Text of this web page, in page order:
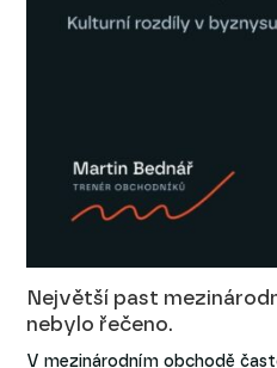
Největší past
nebylo řečeno.
V mezinárodním obchodě